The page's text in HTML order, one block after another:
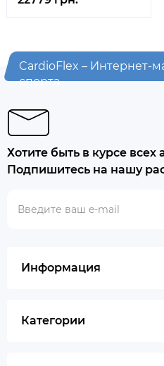
CardioFlex – Интернет-
спорта
Хотите быть в курсе всех
Подпишитесь на нашу
Информация
Категории